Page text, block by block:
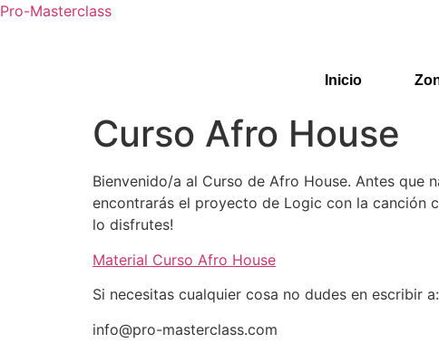
Pro-Masterclass
Inicio
Curso Afro House
Bienvenido/a al Curso de Afro House. Antes que
encontrarás el proyecto de Logic con la canción
lo disfrutes!
Material Curso Afro House
Si necesitas cualquier cosa no dudes en escribir a:
info@pro-masterclass.com